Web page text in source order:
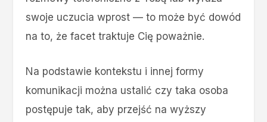
swoje uczucia wprost — to może być dowód
na to, że facet traktuje Cię poważnie.
Na podstawie kontekstu i innej formy
komunikacji można ustalić czy taka osoba
postępuje tak, aby przejść na wyższy